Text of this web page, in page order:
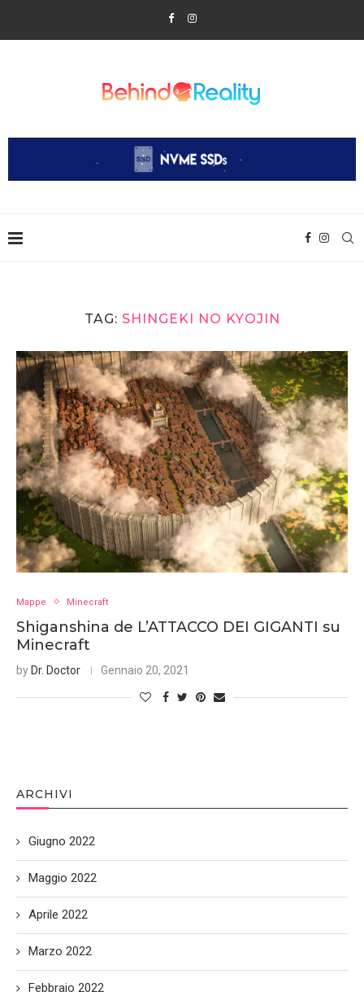
TAG: SHINGEKI NO KYOJIN
Mappe Minecraft
Shiganshina de L’ATTACCO DEI GIGANTI su
Minecraft
by Dr. Doctor Gennaio 20, 2021
ARCHIVI
Giugno 2022
Maggio 2022
Aprile 2022
Marzo 2022
Febbraio 2022